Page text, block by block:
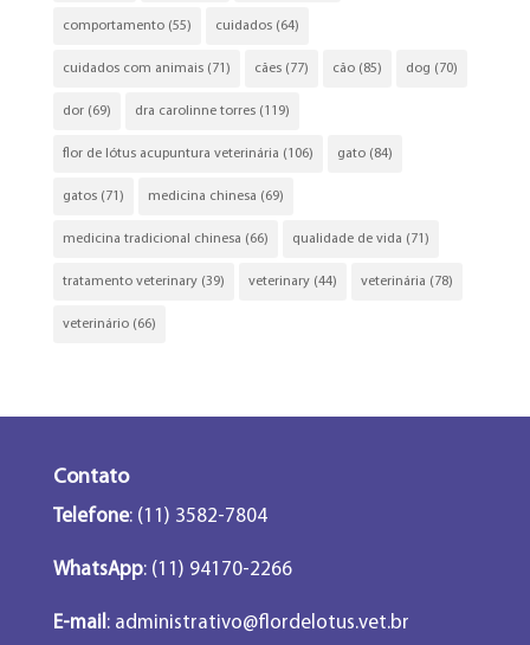
comportamento(55) cuidados(64)
cuidados com animais(71) cães(77) cão(85) dog (70)
dor(69) dra carolinne torres(119)
flor de lótus acupuntura veterinária (106) gato(84)
gatos(71) medicina chinesa (69)
medicina tradicional chinesa (66) qualidade de vida (71)
tratamento veterinary(39) veterinary(44) veterinária (78)
veterinário(66)
Contato
Telefone: (11) 3582-7804
WhatsApp: (11) 94170-2266
E-mail :administrativo@flordelotus.vet.br